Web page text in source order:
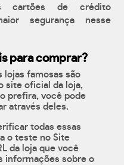
cartões de crédito
segurança nesse
para comprar?
lojas famosas são
site oficial da loja,
prefira, você pode
através deles.
todas essas
o teste no Site
da loja que você
informações sobre o